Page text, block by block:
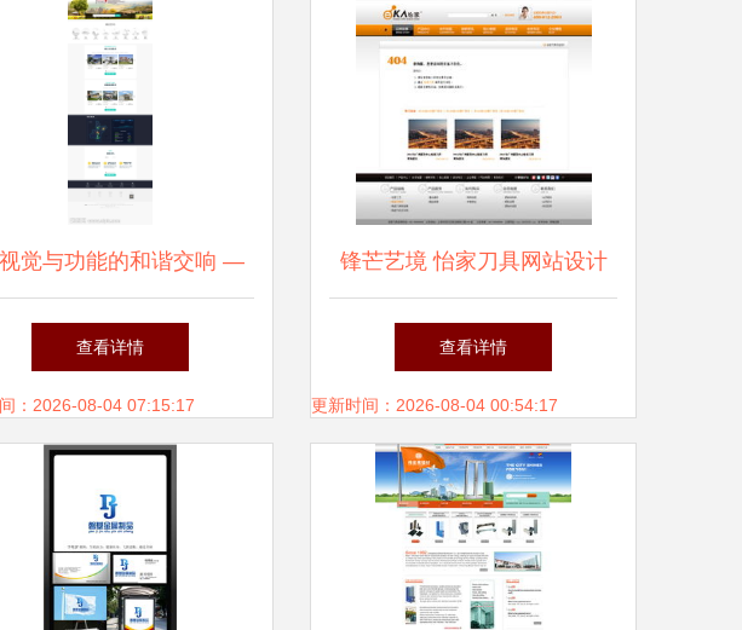
视觉与功能的和谐交响 —
网页设计图片指南》
查看详情
：2026-08-04 07:15:17
锋芒艺境 怡家刀具网站设计
纪实
查看详情
更新时间：2026-08-04 00:54:17